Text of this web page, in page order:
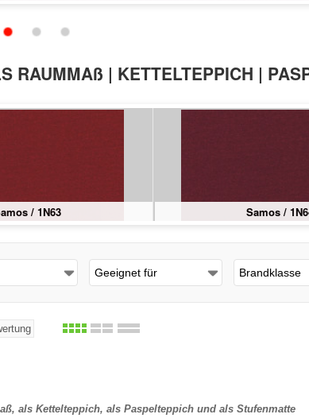
RAUMMAß | KETTELTEPPICH |
Geeignet für Brandklasse
als Kettelteppich, als Paspelteppich und als Stufenmatte